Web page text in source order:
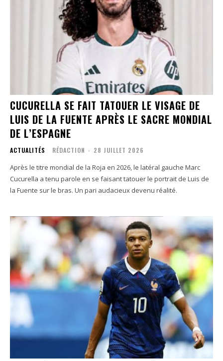
CUCURELLA SE FAIT TATOUER LE VISAGE DE
LUIS DE LA FUENTE APRÈS LE SACRE MONDIAL
DE L’ESPAGNE
ACTUALITÉS RÉDACTION - 28 JUILLET 2026
Après le titre mondial de la Roja en 2026, le latéral gauche Marc
Cucurella a tenu parole en se faisant tatouer le portrait de Luis de
la Fuente sur le bras. Un pari audacieux devenu réalité.